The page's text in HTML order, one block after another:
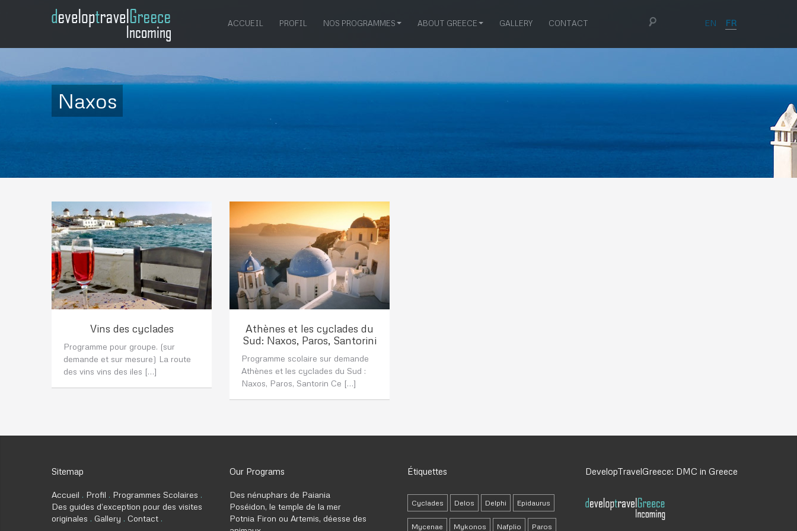
EN FR
ACCUEIL PROFIL NOS PROGRAMMES ABOUT GREECE GALLERY CONTACT
Naxos
Vins des cyclades
Programme pour groupe. (sur
demande et sur mesure) La route
des vins vins des iles […]
Athènes et les cyclades du
Sud: Naxos, Paros, Santorini
Programme scolaire sur demande
Athènes et les cyclades du Sud :
Naxos, Paros, Santorin Ce […]
Sitemap
Accueil Profil
Programmes Scolaires
Des guides d’exception pour des visites
originales
Gallery Contact
Our Programs
Des nénuphars de Paiania
Poséidon, le temple de la mer
Potnia Firon ou Artemis, déesse des
Étiquettes
Cyclades Delos Delphi Epidaurus
Mycenae Mykonos Nafplio Paros
DevelopTravelGreece: DMC in Greece